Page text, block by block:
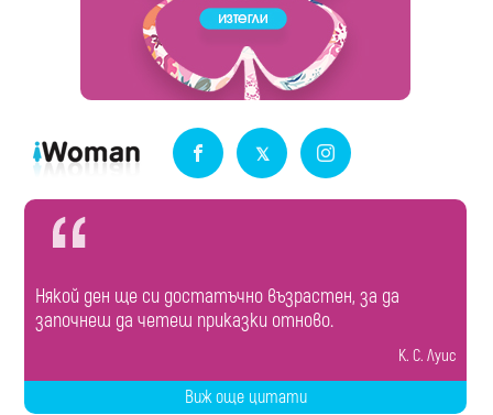
Някой ден ще си достатъчно възрастен, за да
започнеш да четеш приказки отново.
К. С. Луис
Виж още цитати